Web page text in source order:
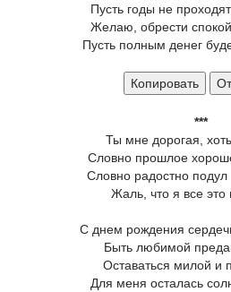
Пусть годы не
Желаю, обрести
Пусть полным денег
Копировать
***
Ты мне дорогая,
Словно прошлое
Словно радостно подул
Жаль, что я все это
С днем рождения
Быть любимой
Оставаться милой и
Для меня осталась